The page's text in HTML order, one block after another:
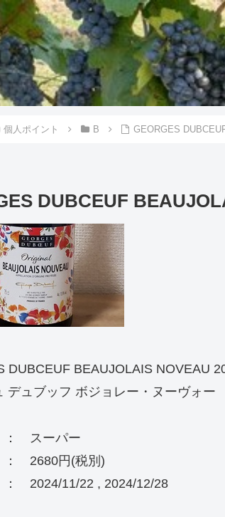
個人ポイント B GEORGES
DUBCEUF
DUBCEUF BEAUJOLAIS NOVEAU
デュブッフ ボジョレー・ヌーヴォ
スーパー
2680円(税別)
2024/11/22 , 2024/12/28